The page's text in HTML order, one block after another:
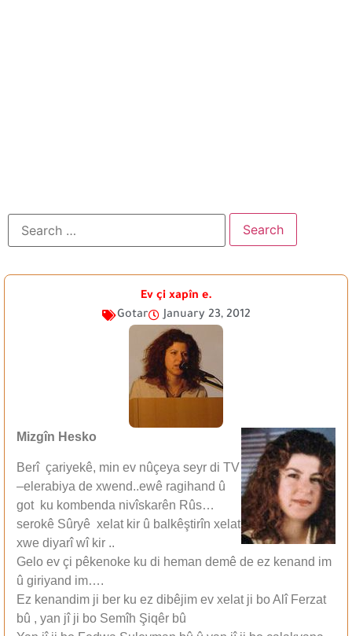
Ev çi xapîn e.
Gotar
January 23, 2012
Mizgîn Hesko
Berî çariyekê, min ev nûçeya seyr di TV
–elerabiya de xwend..ewê ragihand û
got ku kombenda nivîskarên Rûs…
serokê Sûryê xelat kir û balkêştirîn xelat
xwe diyarî wî kir ..
Gelo ev çi pêkenoke ku di heman demê de ez kenand im
û giriyand im….
Ez kenandim ji ber ku ez dibêjim ev xelat ji bo Alî Ferzat
bû , yan jî ji bo Semîh Şiqêr bû